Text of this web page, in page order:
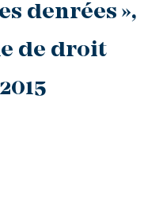
denrées »,
de droit